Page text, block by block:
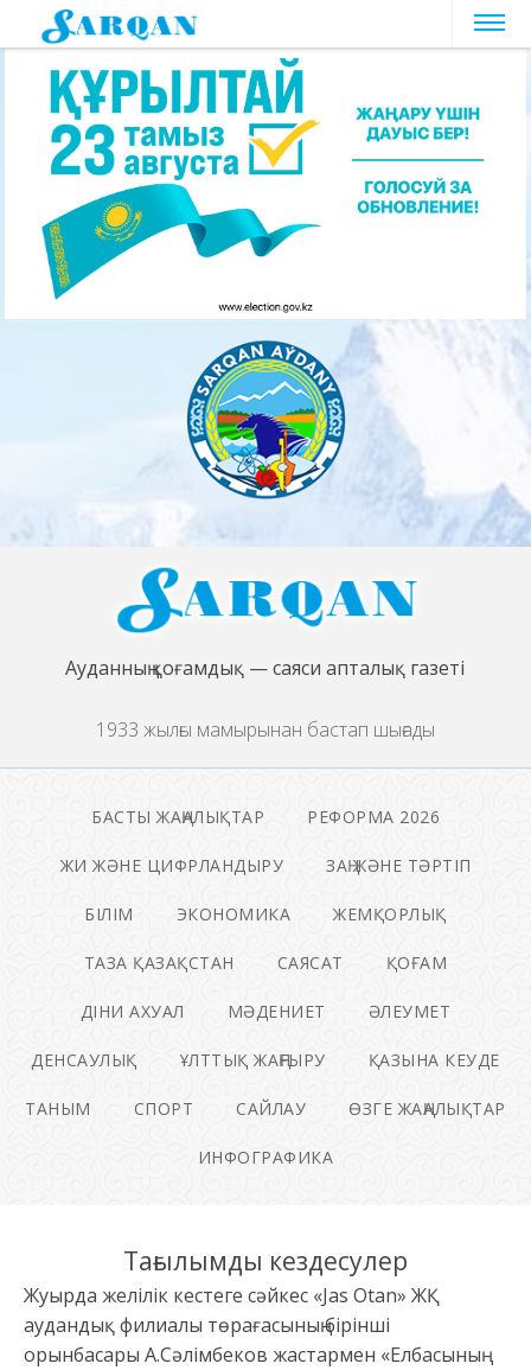
Ауданның қоғамдық — саяси апталық газеті
1933 жылғы мамырынан бастап шығады
БАСТЫ ЖАҢАЛЫҚТАР РЕФОРМА 2026
ЖИ ЖӘНЕ ЦИФРЛАНДЫРУ ЗАҢ ЖӘНЕ ТӘРТІП
БІЛІМ ЭКОНОМИКА ЖЕМҚОРЛЫҚ
ТАЗА ҚАЗАҚСТАН САЯСАТ ҚОҒАМ
ДІНИ АХУАЛ МӘДЕНИЕТ ӘЛЕУМЕТ
ДЕНСАУЛЫҚ ҰЛТТЫҚ ЖАҢҒЫРУ ҚАЗЫНА КЕУДЕ
ТАНЫМ СПОРТ САЙЛАУ ӨЗГЕ ЖАҢАЛЫҚТАР
ИНФОГРАФИКА
Тағылымды кездесулер
Жуырда желілік кестеге сәйкес «Jas Otan» ЖҚ
аудандық филиалы төрағасының бірінші
орынбасары А.Сәлімбеков жастармен «Елбасының